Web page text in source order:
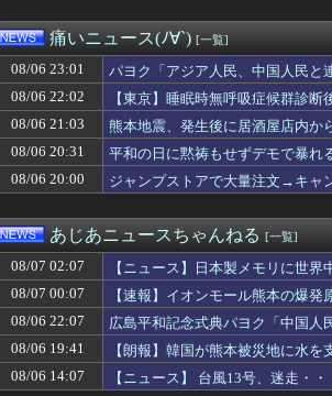
【ラブライブ！】BLｺｽﾞｶﾎ…？🐉【蓮ノ空】
【画像】一番手Vグループはマジでこういう男
【朗報】プチプチで有名な川上産業、社名を「
◆悲報◆韓国警察、韓国代表前監督を任意聴取
海外「日本の科学者が猫の寿命を2倍に上げる
【スターウォーズ】ライトセーバーって握りづ
韓国人「イ・ジュンソク、地方選挙で基礎議員
【食洗機】韓国人が騒ぐ「水洗い」は予備洗浄
ダシをちゃんととり薄色薄味に煮た煮物を、味
家族用に入れておいたメモが泥よけになっただ
スペースXのロケット残骸、月面に衝突か…フ
千葉県袖ケ浦市「おむつ交換で噛みつかれ」
【既視感】嫁の浮気でメール爆弾！2度目で取っ
【画像】関西2大美女 ←くっそかわいいと話題
【悲報】今のアニメ、女に自分の趣味をやらせ
あっち系御用達で有名になった某ブランド、一
【辺野古事故】日教組委員長「杜撰な計画、学
世間では神ゲーと言われているが個人的にはク
痛いニュース(ﾉ∀`) [一覧]
08/06 23:01
パヨク「アジア人民、中国人民と
08/06 22:02
【東京】睡眠時無呼吸症候群診
08/06 21:03
熊本地震、発生後に居酒屋店内か
08/06 20:31
平和の日に黙祷もせずデモで暴れ
08/06 20:00
ジャンプストアで大量注文→キャ
あじあニュースちゃんねる [一覧]
08/07 02:07
【ニュース】日本製メモリに世
08/07 00:07
【速報】イオンモール熊本の爆発
08/06 22:07
広島平和記念式典パヨク「中国人
08/06 19:41
【朗報】韓国が熊本被災地に水
08/06 14:07
【ニュース】 台風13号、迷走・・